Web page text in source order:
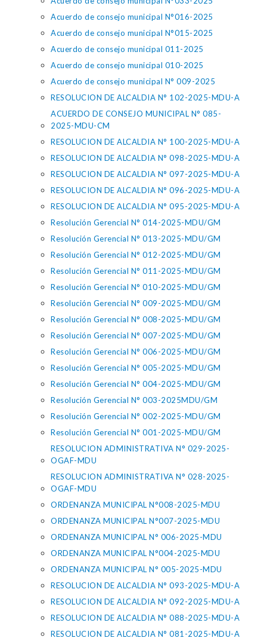
Acuerdo de consejo municipal N°016-2025
Acuerdo de consejo municipal N°015-2025
Acuerdo de consejo municipal 011-2025
Acuerdo de consejo municipal 010-2025
Acuerdo de consejo municipal N° 009-2025
RESOLUCION DE ALCALDIA N° 102-2025-MDU-A
ACUERDO DE CONSEJO MUNICIPAL N° 085-
2025-MDU-CM
RESOLUCION DE ALCALDIA N° 100-2025-MDU-A
RESOLUCION DE ALCALDIA N° 098-2025-MDU-A
RESOLUCION DE ALCALDIA N° 097-2025-MDU-A
RESOLUCION DE ALCALDIA N° 096-2025-MDU-A
RESOLUCION DE ALCALDIA N° 095-2025-MDU-A
Resolución Gerencial N° 014-2025-MDU/GM
Resolución Gerencial N° 013-2025-MDU/GM
Resolución Gerencial N° 012-2025-MDU/GM
Resolución Gerencial N° 011-2025-MDU/GM
Resolución Gerencial N° 010-2025-MDU/GM
Resolución Gerencial N° 009-2025-MDU/GM
Resolución Gerencial N° 008-2025-MDU/GM
Resolución Gerencial N° 007-2025-MDU/GM
Resolución Gerencial N° 006-2025-MDU/GM
Resolución Gerencial N° 005-2025-MDU/GM
Resolución Gerencial N° 004-2025-MDU/GM
Resolución Gerencial N° 003-2025MDU/GM
Resolución Gerencial N° 002-2025-MDU/GM
Resolución Gerencial N° 001-2025-MDU/GM
RESOLUCION ADMINISTRATIVA N° 029-2025-
OGAF-MDU
RESOLUCION ADMINISTRATIVA N° 028-2025-
OGAF-MDU
ORDENANZA MUNICIPAL N°008-2025-MDU
ORDENANZA MUNICIPAL N°007-2025-MDU
ORDENANZA MUNICIPAL N° 006-2025-MDU
ORDENANZA MUNICIPAL N°004-2025-MDU
ORDENANZA MUNICIPAL N° 005-2025-MDU
RESOLUCION DE ALCALDIA N° 093-2025-MDU-A
RESOLUCION DE ALCALDIA N° 092-2025-MDU-A
RESOLUCION DE ALCALDIA N° 088-2025-MDU-A
RESOLUCION DE ALCALDIA N° 081-2025-MDU-A